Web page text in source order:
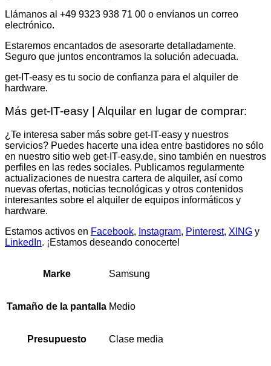
Llámanos al +49 9323 938 71 00 o envíanos un correo
electrónico.
Estaremos encantados de asesorarte detalladamente.
Seguro que juntos encontramos la solución adecuada.
get-IT-easy es tu socio de confianza para el alquiler de
hardware.
Más get-IT-easy | Alquilar en lugar de comprar:
¿Te interesa saber más sobre get-IT-easy y nuestros
servicios? Puedes hacerte una idea entre bastidores no sólo
en nuestro sitio web get-IT-easy.de, sino también en nuestros
perfiles en las redes sociales. Publicamos regularmente
actualizaciones de nuestra cartera de alquiler, así como
nuevas ofertas, noticias tecnológicas y otros contenidos
interesantes sobre el alquiler de equipos informáticos y
hardware.
Estamos activos en Facebook, Instagram, Pinterest, XING y
LinkedIn. ¡Estamos deseando conocerte!
Marke Samsung
Tamaño de la pantalla Medio
Presupuesto Clase media